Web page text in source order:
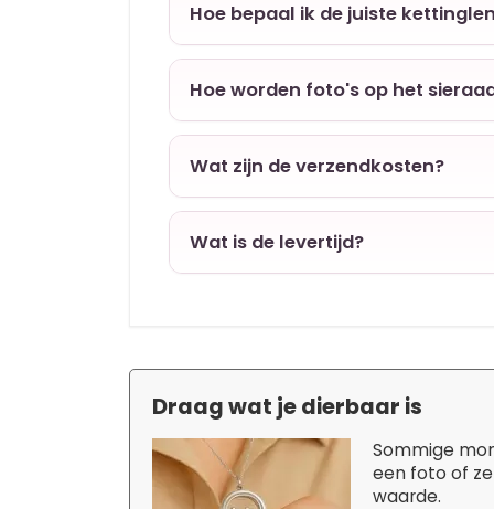
Hoe bepaal ik de juiste
Hoe worden foto's op het
Wat zijn de verzendkosten?
Wat is de levertijd?
Draag wat je dierbaar is
Sommige
een foto of
waarde.